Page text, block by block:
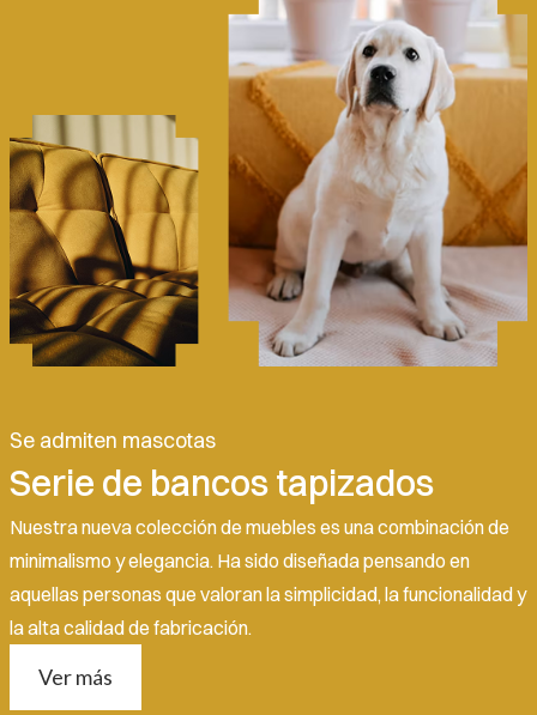
Se admiten mascotas
Serie de bancos tapizados
Nuestra nueva colección de muebles es una combinación de
minimalismo y elegancia. Ha sido diseñada pensando en
aquellas personas que valoran la simplicidad, la funcionalidad y
la alta calidad de fabricación.
Ver más